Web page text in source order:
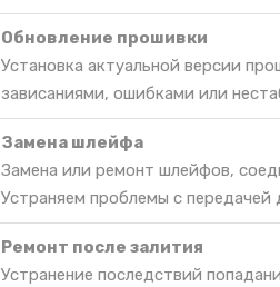
Обновление прошивки
Установка актуальной версии
зависаниями, ошибками или
Замена шлейфа
Замена или ремонт шлейфов,
Устраняем проблемы с передачей
Ремонт после залития
Устранение последствий